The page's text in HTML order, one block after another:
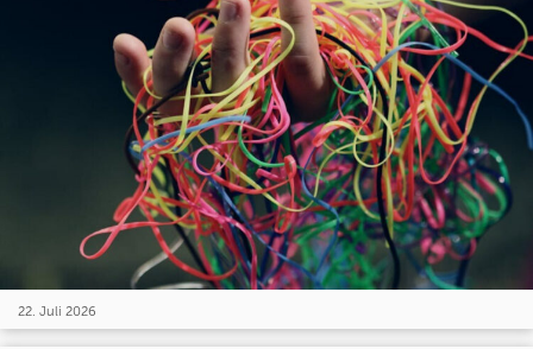
22. Juli 2026